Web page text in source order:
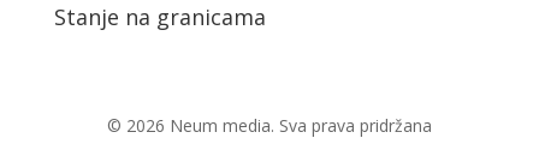
Stanje na granicama
© 2026 Neum media. Sva prava pridržana